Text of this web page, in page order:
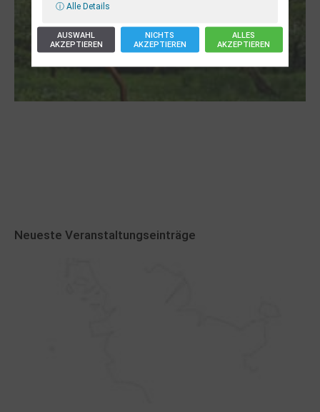
Neueste Veranstaltungseinträge
ⓘ Alle Details
AUSWAHL
AKZEPTIEREN
NICHTS
AKZEPTIEREN
ALLES
AKZEPTIEREN